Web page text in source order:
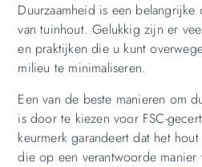
Duurzaamheid is een
van tuinhout. Gelukkig zijn er
en praktijken die u kunt
milieu te minimaliseren.
Een van de beste manieren om
is door te kiezen voor FSC-
keurmerk garandeert dat het
die op een verantwoorde